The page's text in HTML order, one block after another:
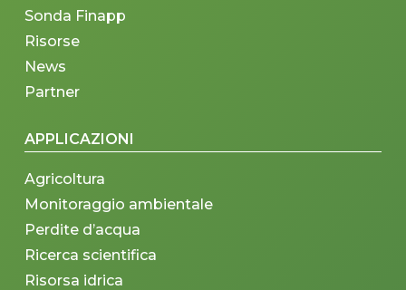
Sonda Finapp
Risorse
News
Partner
APPLICAZIONI
Agricoltura
Monitoraggio ambientale
Perdite d’acqua
Ricerca scientifica
Risorsa idrica